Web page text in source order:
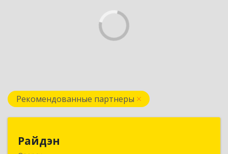
Рекомендованные партнеры
Райдэн